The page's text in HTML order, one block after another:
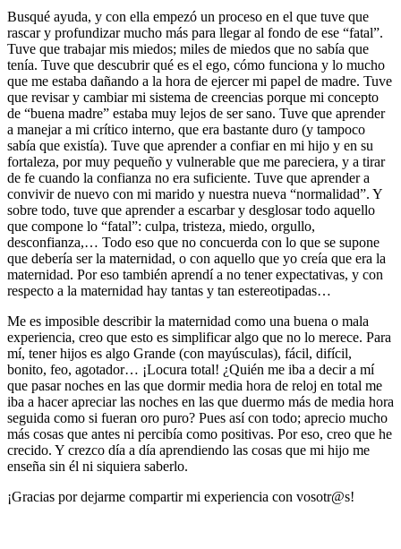
Busqué ayuda, y con ella empezó un proceso en el que tuve que
rascar y profundizar mucho más para llegar al fondo de ese “fatal”.
Tuve que trabajar mis miedos; miles de miedos que no sabía que
tenía. Tuve que descubrir qué es el ego, cómo funciona y lo mucho
que me estaba dañando a la hora de ejercer mi papel de madre. Tuve
que revisar y cambiar mi sistema de creencias porque mi concepto
de “buena madre” estaba muy lejos de ser sano. Tuve que aprender
a manejar a mi crítico interno, que era bastante duro (y tampoco
sabía que existía). Tuve que aprender a confiar en mi hijo y en su
fortaleza, por muy pequeño y vulnerable que me pareciera, y a tirar
de fe cuando la confianza no era suficiente. Tuve que aprender a
convivir de nuevo con mi marido y nuestra nueva “normalidad”. Y
sobre todo, tuve que aprender a escarbar y desglosar todo aquello
que compone lo “fatal”: culpa, tristeza, miedo, orgullo,
desconfianza,… Todo eso que no concuerda con lo que se supone
que debería ser la maternidad, o con aquello que yo creía que era la
maternidad. Por eso también aprendí a no tener expectativas, y con
respecto a la maternidad hay tantas y tan estereotipadas…
Me es imposible describir la maternidad como una buena o mala
experiencia, creo que esto es simplificar algo que no lo merece. Para
mí, tener hijos es algo Grande (con mayúsculas), fácil, difícil,
bonito, feo, agotador… ¡Locura total! ¿Quién me iba a decir a mí
que pasar noches en las que dormir media hora de reloj en total me
iba a hacer apreciar las noches en las que duermo más de media hora
seguida como si fueran oro puro? Pues así con todo; aprecio mucho
más cosas que antes ni percibía como positivas. Por eso, creo que he
crecido. Y crezco día a día aprendiendo las cosas que mi hijo me
enseña sin él ni siquiera saberlo.
¡Gracias por dejarme compartir mi experiencia con vosotr@s!